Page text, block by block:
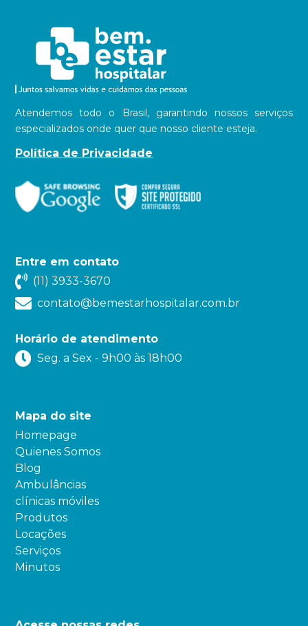
Atendemos todo o Brasil, garantindo nossos serviços
especializados onde quer que nosso cliente esteja.
Política de Privacidade
Entre em contato
(11) 3933-3670
contato@bemestarhospitalar.com.br
Horário de atendimento
Seg. a Sex - 9h00 às 18h00
Mapa do site
Homepage
Quienes Somos
Blog
Ambulâncias
clínicas móviles
Produtos
Locações
Serviços
Minutos